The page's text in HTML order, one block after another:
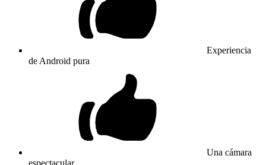
Experiencia
de Android pura
Una cámara